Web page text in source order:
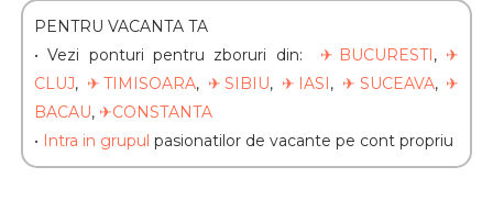
PENTRU VACANTA TA
•Vezi ponturi pentru zboruri din: ✈ BUCURESTI, ✈
CLUJ, ✈TIMISOARA, ✈SIBIU, ✈IASI, ✈SUCEAVA, ✈
BACAU, ✈CONSTANTA
• Intra in grupul pasionatilor de vacante pe cont propriu